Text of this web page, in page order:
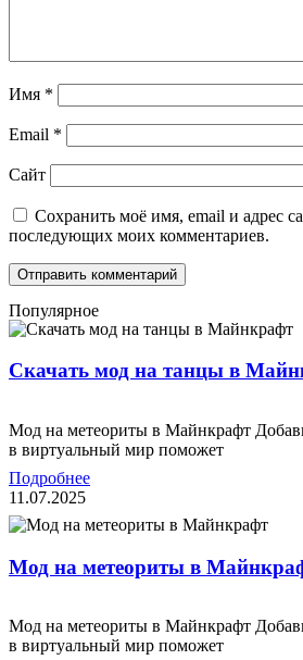
Имя *
Email *
Сайт
Сохранить моё имя, email и адрес
последующих моих комментариев.
Популярное
Скачать мод на танцы в
Мод на метеориты в Майнкрафт
в виртуальный мир поможет
Подробнее
11.07.2025
Мод на метеориты в
Мод на метеориты в Майнкрафт
в виртуальный мир поможет